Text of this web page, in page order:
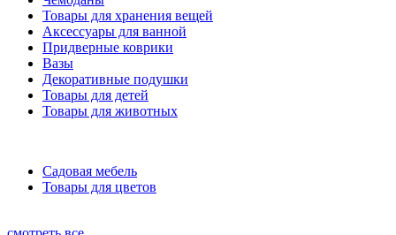
Товары для хранения вещей
Аксессуары для ванной
Придверные коврики
Вазы
Декоративные подушки
Товары для детей
Товары для животных
Садовая мебель
Товары для цветов